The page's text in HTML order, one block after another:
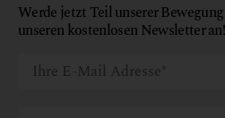
Werde jetzt Teil unserer
unseren kostenlosen Newsletter an!